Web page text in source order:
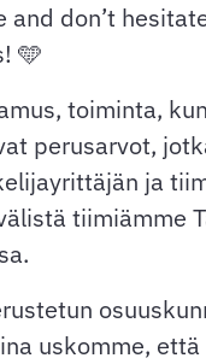
and don’t
🩵
toiminta,
perusarvot,
ja
tiimiämme
uskomme,